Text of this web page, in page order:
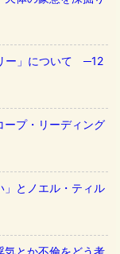
ー」について ─12
ープ・リーディング
」とノエル・ティル
気とか不倫をどう考